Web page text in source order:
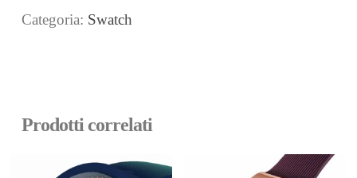
Categoria: Swatch
Prodotti correlati